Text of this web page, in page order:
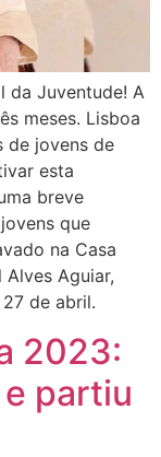
da Juventude! A
meses. Lisboa
de jovens de
esta
breve
que
na Casa
Aguiar,
de abril.
2023:
partiu